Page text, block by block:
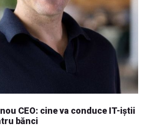
CEO: cine va conduce IT-iștii
bănci